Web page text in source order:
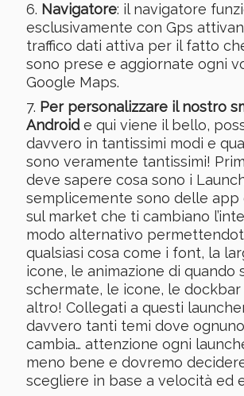
Navigatore: il navigatore
esclusivamente con Gps
traffico dati attiva per il fatto
sono prese e aggiornate ogni
Google Maps.
Per personalizzare il nostro
Androide qui viene il bello,
davvero in tantissimi modi e
sono veramente tantissimi!
deve sapere cosa sono i
semplicemente sono delle app
sul market che ti cambiano
modo alternativo
qualsiasi cosa come i font, la
icone, le animazione di quando
schermate, le icone, le
altro! Collegati a questi
davvero tanti temi dove
cambia… attenzione ogni
meno bene e dovremo
scegliere in base a velocità ed